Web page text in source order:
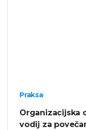
Praksa
Organizacijska
vodij za